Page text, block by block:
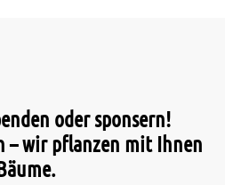
oder sponsern!
– wir pflanzen mit Ihnen